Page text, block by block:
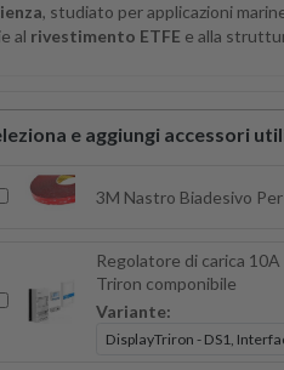
, studiato per applicazioni
al rivestimento ETFE e alla
e aggiungi accessori
3M Nastro Biadesivo
Regolatore di carica
Triron componibile
Variante: